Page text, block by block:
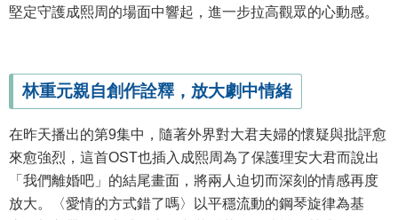
堅定守護成熙周的場面中響起，進一步拉高觀眾的心動感。
林重元親自創作詮釋，放大劇中情緒
在昨天播出的第9集中，隨著外界對大君夫婦的懷疑與批評愈
來愈強烈，這首OST也插入成熙周為了保護理安大君而說出
「我們離婚吧」的結尾畫面，將兩人迫切而深刻的情感再度
放大。〈愛情的方式錯了嗎〉以平穩流動的鋼琴旋律為基